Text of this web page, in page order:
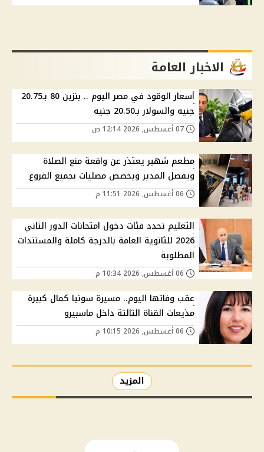
الاخبار العامة
أسعار الوقود في مصر اليوم .. بنزين 80 بـ20.75
جنيه والسولار بـ20.50 جنيه
مطعم شهير يعتذر عن واقعة منع الصلاة
ويفصل المدير ويخصص مصليات بجميع الفروع
التعليم تحدد فئات دخول امتحانات الدور الثاني
2026 للثانوية العامة بالدرجة كاملة والمستندات
المطلوبة
عقب وفاتها اليوم.. مسيرة سونيا كمال كبيرة
مذيعات القناة الثالثة داخل ماسبيرو
المزيد